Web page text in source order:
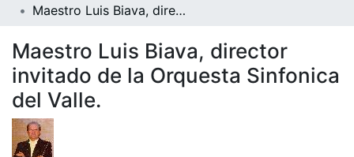
Maestro Luis Biava, director invitado de la Orquesta Sinfonica del Valle.
Maestro Luis Biava, director
invitado de la Orquesta Sinfonica
del Valle.